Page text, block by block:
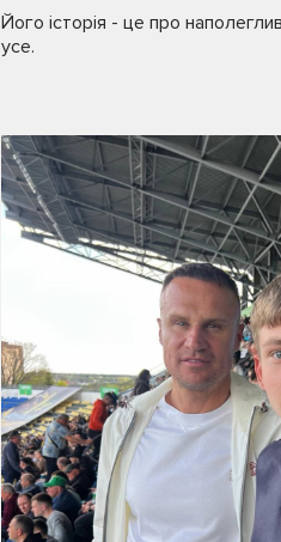
Його історія - це про
усе.